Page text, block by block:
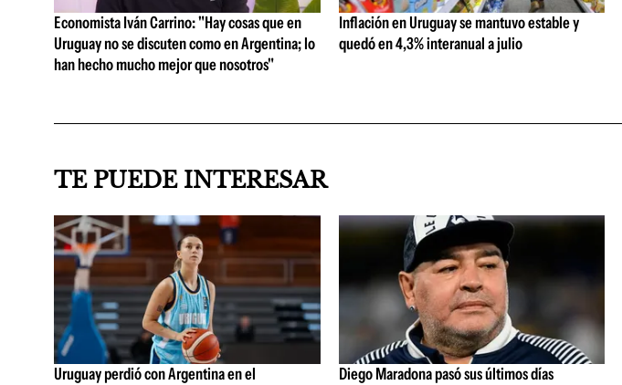
Economista Iván Carrino: "Hay cosas que en
Uruguay no se discuten como en Argentina; lo
han hecho mucho mejor que nosotros"
Inflación en Uruguay se mantuvo estable y
quedó en 4,3% interanual a julio
TE PUEDE INTERESAR
Uruguay perdió con Argentina en el Diego Maradona pasó sus últimos días